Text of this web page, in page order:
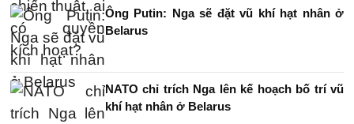
Ông Putin: Nga sẽ đặt vũ khí hạt nhân ở
Belarus
NATO chỉ trích Nga lên kế hoạch bố trí vũ
khí hạt nhân ở Belarus